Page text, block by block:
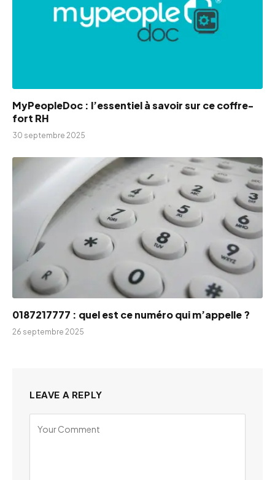
MyPeopleDoc : l’essentiel à savoir sur ce coffre-
fort RH
30 septembre 2025
0187217777 : quel est ce numéro qui m’appelle ?
26 septembre 2025
LEAVE A REPLY